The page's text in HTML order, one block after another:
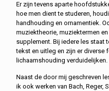
Er zijn tevens aparte
hoe men dient te studeren,
handhouding en ornamentiek.
muziektheorie, muziektermen
supplement. Bij iedere les staat
tekst en uitleg en zijn er diverse
lichaamshouding verduidelijken.
Naast de door mij geschreven
ik ook werken van Bach, Reger,